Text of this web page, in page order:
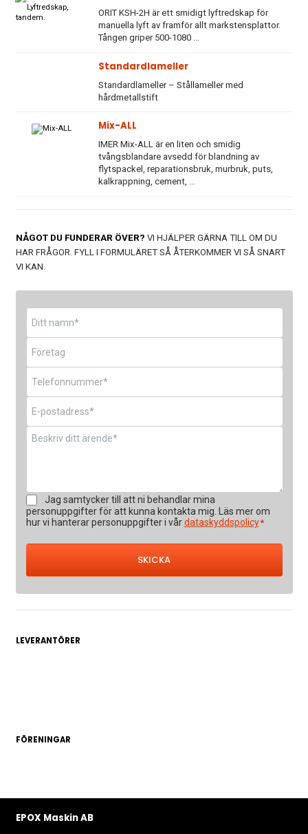
ORIT KSH-2H är ett smidigt lyftredskap för
manuella lyft av framför allt markstensplattor.
Tången griper 500-1080 ...
Standardlameller
Standardlameller – Stållameller med
hårdmetallstift
Mix-ALL
IMER Mix-ALL är en liten och smidig
tvångsblandare avsedd för blandning av
flytspackel, reparationsbruk, murbruk, puts,
kalkrappning, cement, ...
NÅGOT DU FUNDERAR ÖVER? VI HJÄLPER GÄRNA TILL OM DU
HAR FRÅGOR. FYLL I FORMULÄRET SÅ ÅTERKOMMER VI SÅ SNART
VI KAN.
Namn
Företag
Telefon
E-
post
*
Meddelande
Samtycke
*
Jag samtycker till att ni behandlar mina
personuppgifter för att kunna kontakta mig. Läs mer om
hur vi hanterar personuppgifter i vårdataskyddspolicy*
LEVERANTÖRER
FÖRENINGAR
EPOX Maskin AB